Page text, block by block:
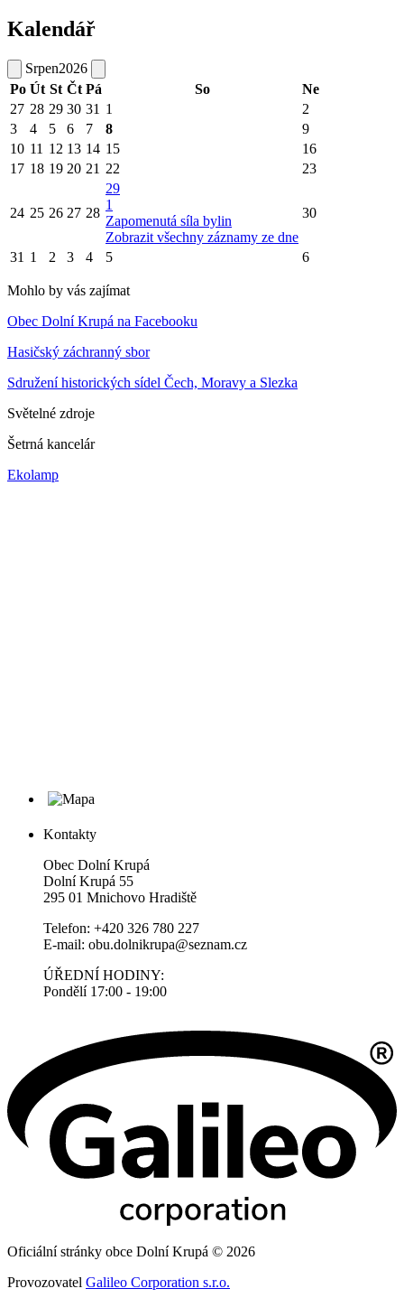
Kalendář
Srpen2026
Po Út St Čt Pá So
Ne
27 28 29 30 31 1
2
3
4 5 6 7 8
9
10 11 12 13 14 15
16
17 18 19 20 21 22 23
24 25 26 27 28
29
1
Zapomenutá síla bylin
Zobrazit všechny záznamy ze dne
30
31 1 2 3 4 5 6
Mohlo by vás zajímat
Obec Dolní Krupá na Facebooku
Hasičský záchranný sbor
Sdružení historických sídel Čech, Moravy a Slezka
Světelné zdroje
Šetrná kancelár
Ekolamp
Kontakty
Obec Dolní Krupá
Dolní Krupá 55
295 01 Mnichovo Hradiště
Telefon: +420 326 780 227
E-mail: obu.dolnikrupa@seznam.cz
ÚŘEDNÍ HODINY:
Pondělí 17:00 - 19:00
Oficiální stránky obce Dolní Krupá © 2026
Provozovatel Galileo Corporation s.r.o.